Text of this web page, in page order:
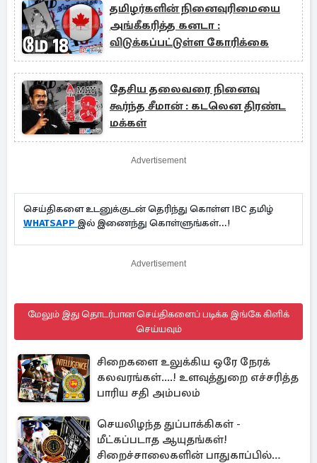
தமிழர்களின் நினைவுரிமையை
அங்கீகரித்த கனடா :
விடுக்கப்பட்டுள்ள கோரிக்கை
தேசிய தலைவரை நினைவு
கூர்ந்த சீமான் : கடலென திரண்ட
மக்கள்
Advertisement
செய்திகளை உடனுக்குடன் தெரிந்து கொள்ள IBC தமிழ்
WHATSAPP இல் இணைந்து கொள்ளுங்கள்...!
Advertisement
மேலும் இது தொடர்பான செய்திகளைப் படிக்க இங்கே கிளிக்
செய்யவும்
சிறைகளை உலுக்கிய ஒரே நேரக்
கலவரங்கள்....! உளவுத்துறை எச்சரித்த
பாரிய சதி அம்பலம்
செயலிழந்த துப்பாக்கிகள் -
மீட்கப்படாத ஆயுதங்கள்!
சிறைச்சாலைகளின் பாதுகாப்பில்